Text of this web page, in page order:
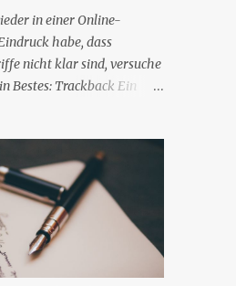
normalen XING-Tipp-
ich sie so nur an einer
in einer Online-
habe, dass
nicht klar sind, versuche
Bestes: Trackback Ein
ich habe einen
geschrieben, aber nicht
sondern in
vermerke das doch,
auch mal vorbeischauen,
Inhalt zu sagen hatte."